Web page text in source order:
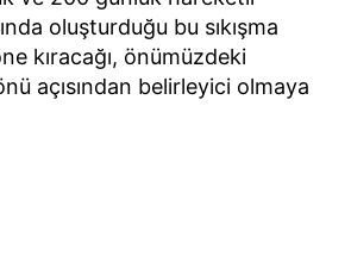
oluşturduğu bu sıkışma
kıracağı, önümüzdeki
açısından belirleyici olmaya